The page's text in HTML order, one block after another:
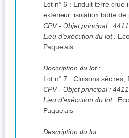
Lot n° 6 : Enduit terre crue
extérieur, isolation botte de
CPV- Objet principal :
Lieu d'exécution du lot :
Paquelais
Description du lot :
Lot n° 7 : Cloisons sèches,
CPV- Objet principal :
Lieu d'exécution du lot :
Paquelais
Description du lot :